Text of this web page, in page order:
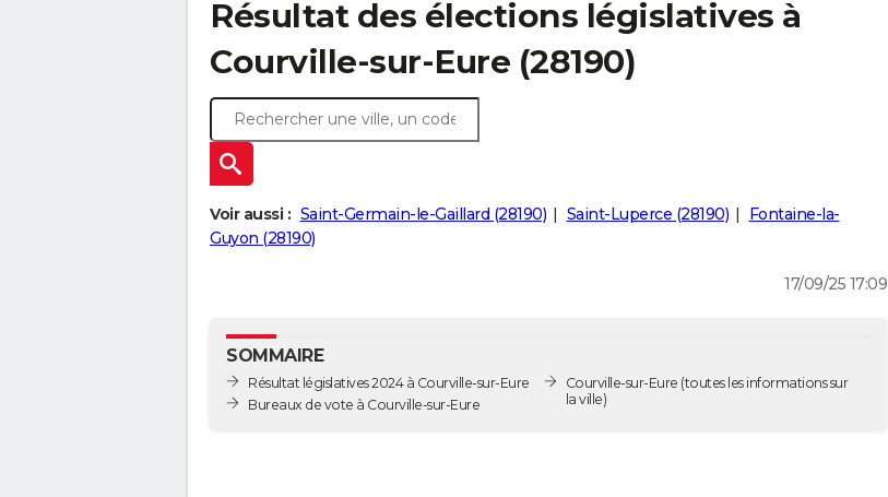
Résultat des élections législatives à
Courville-sur-Eure (28190)
Voir aussi : Saint-Germain-le-Gaillard (28190) Saint-Luperce (28190)
Fontaine-la-
Guyon (28190)
17/09/25 17:09
SOMMAIRE
Résultat législatives 2024 à Courville-sur-Eure
Bureaux de vote à Courville-sur-Eure
Courville-sur-Eure (toutes les informations sur
la ville)